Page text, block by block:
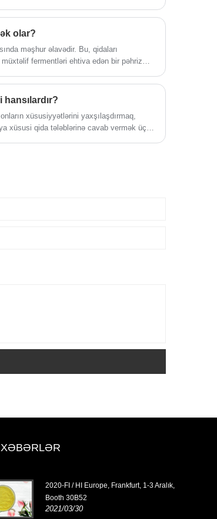
olar?
məşhur əlavədir. Bu, qidaları
fermentləri ehtiva edən bir pəhriz
xüsusiyyətlərini yaxşılaşdırmaq,
xüsusi qida tələblərinə cavab vermək üçün
XƏBƏRLƏR
2020-FI / HI Europe, Frankfurt, 1-3 Aralık,
Booth 30B52
2021/03/30